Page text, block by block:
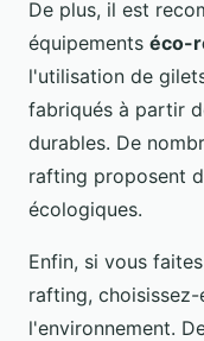
De plus, il est
équipements éco-
l'utilisation de
fabriqués à partir
durables. De
rafting proposent
écologiques.
Enfin, si vous
rafting,
l'environnement.